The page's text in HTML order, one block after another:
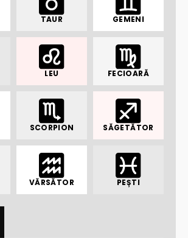
TAUR GEMENI
LEU FECIOARĂ
SCORPION SĂGETĂTOR
VĂRSĂTOR PEȘTI